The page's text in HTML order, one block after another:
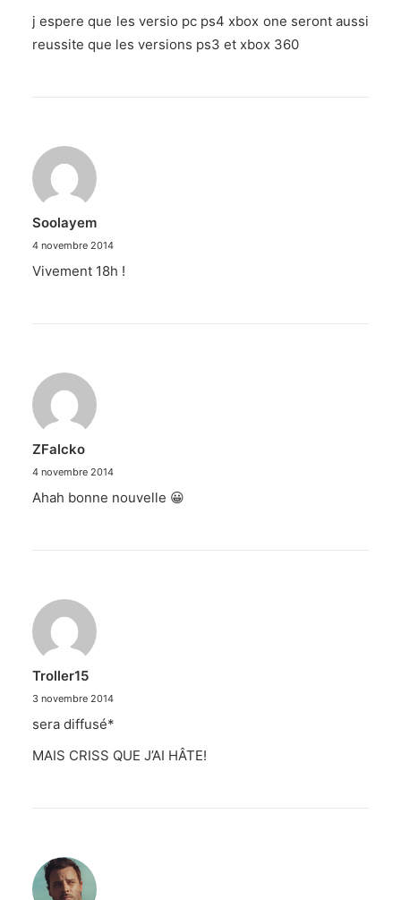
j espere que les versio pc ps4 xbox one seront aussi
reussite que les versions ps3 et xbox 360
Soolayem
4 novembre 2014
Vivement 18h !
ZFalcko
4 novembre 2014
Ahah bonne nouvelle 😀
Troller15
3 novembre 2014
sera diffusé*
MAIS CRISS QUE J’AI HÂTE!